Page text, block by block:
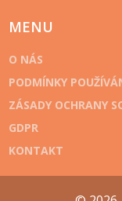
MENU
O NÁS
PODMÍNKY
ZÁSADY OCHRANY
GDPR
KONTAKT